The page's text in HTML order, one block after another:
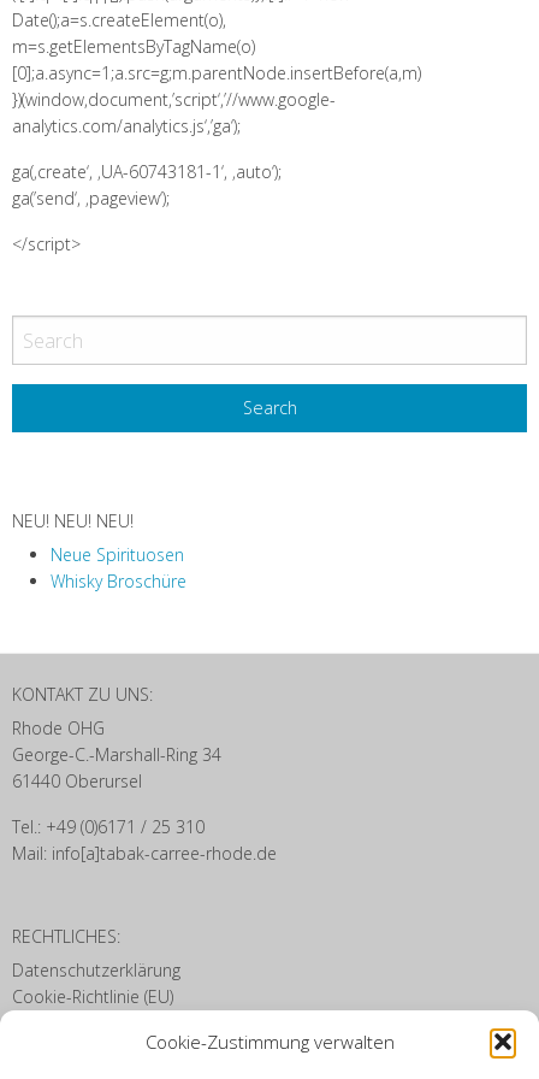
Cookie-Zustimmung verwalten
Date();a=s.createElement(o),
m=s.getElementsByTagName(o)
[0];a.async=1;a.src=g;m.parentNode.insertBefore(a,m)
})(window,document,’script‘,’//www.google-
analytics.com/analytics.js‘,’ga‘);
ga(‚create‘, ‚UA-60743181-1‘, ‚auto‘);
ga(’send‘, ‚pageview‘);
</script>
NEU! NEU! NEU!
Neue Spirituosen
Whisky Broschüre
KONTAKT ZU UNS:
Rhode OHG
George-C.-Marshall-Ring 34
61440 Oberursel
Tel.: +49 (0)6171 / 25 310
Mail: info[a]tabak-carree-rhode.de
RECHTLICHES:
Datenschutzerklärung
Cookie-Richtlinie (EU)